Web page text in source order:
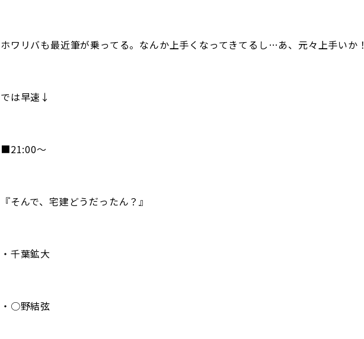
ホワリバも最近筆が乗ってる。なんか上手くなってきてるし…あ、元々上手いか！
では早速↓
■21:00〜
『そんで、宅建どうだったん？』
・千葉鉱大
・○野結弦